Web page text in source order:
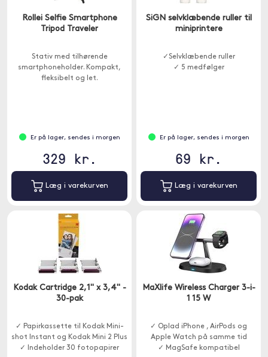
Rollei Selfie Smartphone
Tripod Traveler
Stativ med tilhørende
smartphoneholder. Kompakt,
fleksibelt og let.
Er på lager, sendes i morgen
329 kr.
Læg i varekurven
SiGN selvklæbende ruller til
miniprintere
✓Selvklæbende ruller
✓ 5 medfølger
Er på lager, sendes i morgen
69 kr.
Læg i varekurven
Kodak Cartridge 2,1" x 3,4" -
30-pak
✓ Papirkassette til Kodak Mini-
shot Instant og Kodak Mini 2 Plus
✓ Indeholder 30 fotopapirer
MaXlife Wireless Charger 3-i-
1 15 W
✓ Oplad iPhone , AirPods og
Apple Watch på samme tid
✓ MagSafe kompatibel